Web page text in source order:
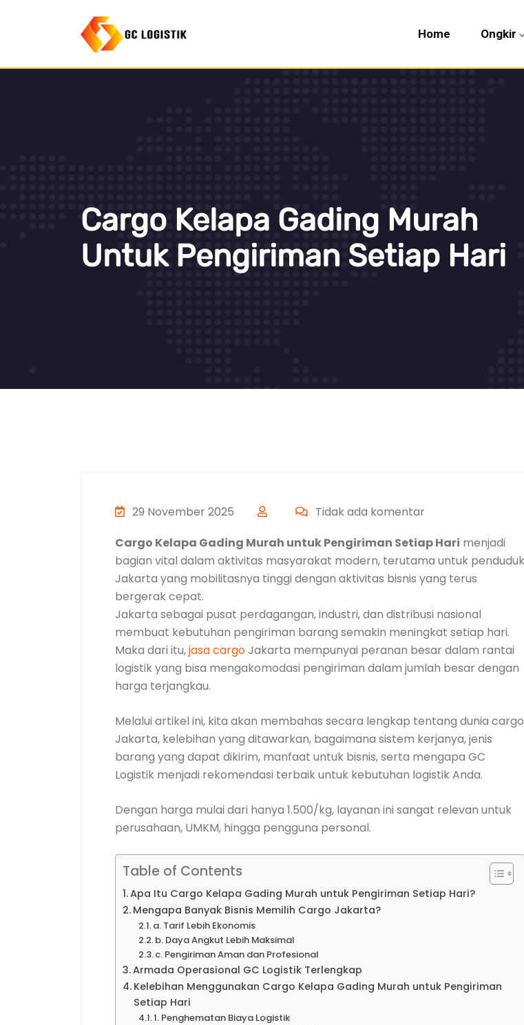
Home Ongkir
Cargo Kelapa Gading Murah
Untuk Pengiriman Setiap Hari
29 November 2025
Tidak ada komentar
Cargo Kelapa Gading Murah untuk Pengiriman Setiap Hari menjadi
bagian vital dalam aktivitas masyarakat modern, terutama untuk penduduk
Jakarta yang mobilitasnya tinggi dengan aktivitas bisnis yang terus
bergerak cepat.
Jakarta sebagai pusat perdagangan, industri, dan distribusi nasional
membuat kebutuhan pengiriman barang semakin meningkat setiap hari.
Maka dari itu,jasa cargoJakarta mempunyai peranan besar dalam rantai
logistik yang bisa mengakomodasi pengiriman dalam jumlah besar dengan
harga terjangkau.
Melalui artikel ini, kita akan membahas secara lengkap tentang dunia cargo
Jakarta, kelebihan yang ditawarkan, bagaimana sistem kerjanya, jenis
barang yang dapat dikirim, manfaat untuk bisnis, serta mengapa GC
Logistik menjadi rekomendasi terbaik untuk kebutuhan logistik Anda.
Dengan harga mulai dari hanya 1.500/kg, layanan ini sangat relevan untuk
perusahaan, UMKM, hingga pengguna personal.
Table of Contents
Apa Itu Cargo Kelapa Gading Murah untuk Pengiriman Setiap Hari?
Mengapa Banyak Bisnis Memilih Cargo Jakarta?
a. Tarif Lebih Ekonomis
b. Daya Angkut Lebih Maksimal
c. Pengiriman Aman dan Profesional
Armada Operasional GC Logistik Terlengkap
Kelebihan Menggunakan Cargo Kelapa Gading Murah untuk Pengiriman
Setiap Hari
1. Penghematan Biaya Logistik